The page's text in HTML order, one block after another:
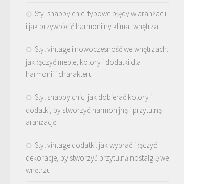
Styl shabby chic: typowe błędy w aranżacji
i jak przywrócić harmonijny klimat wnętrza
Styl vintage i nowoczesność we wnętrzach:
jak łączyć meble, kolory i dodatki dla
harmonii i charakteru
Styl shabby chic: jak dobierać kolory i
dodatki, by stworzyć harmonijną i przytulną
aranżację
Styl vintage dodatki: jak wybrać i łączyć
dekoracje, by stworzyć przytulną nostalgię we
wnętrzu